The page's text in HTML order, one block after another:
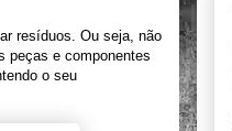
resíduos. Ou seja, não
peças e componentes
o seu